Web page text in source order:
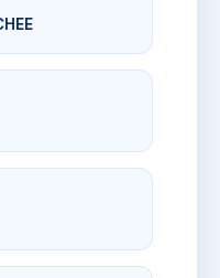
sur-Loire